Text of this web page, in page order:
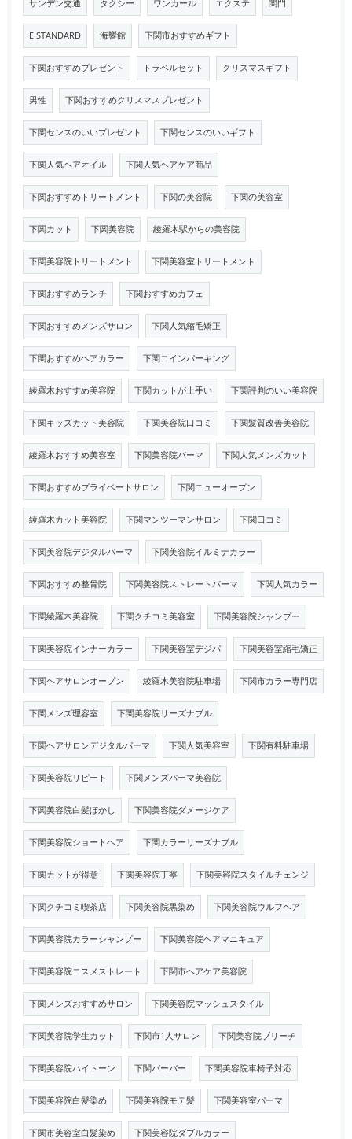
サンデン交通 タクシー ワンカール エクステ 関門
E STANDARD 海響館 下関市おすすめギフト
下関おすすめプレゼント トラベルセット クリスマスギフト
男性 下関おすすめクリスマスプレゼント
下関センスのいいプレゼント 下関センスのいいギフト
下関人気ヘアオイル 下関人気ヘアケア商品
下関おすすめトリートメント 下関の美容院 下関の美容室
下関カット 下関美容院 綾羅木駅からの美容院
下関美容院トリートメント 下関美容室トリートメント
下関おすすめランチ 下関おすすめカフェ
下関おすすめメンズサロン 下関人気縮毛矯正
下関おすすめヘアカラー 下関コインパーキング
綾羅木おすすめ美容院 下関カットが上手い 下関評判のいい美容院
下関キッズカット美容院 下関美容院口コミ 下関髪質改善美容院
綾羅木おすすめ美容室 下関美容院パーマ 下関人気メンズカット
下関おすすめプライベートサロン 下関ニューオープン
綾羅木カット美容院 下関マンツーマンサロン 下関口コミ
下関美容院デジタルパーマ 下関美容院イルミナカラー
下関おすすめ整骨院 下関美容院ストレートパーマ 下関人気カラー
下関綾羅木美容院 下関クチコミ美容室 下関美容院シャンプー
下関美容院インナーカラー 下関美容室デジパ 下関美容室縮毛矯正
下関ヘアサロンオープン 綾羅木美容院駐車場 下関市カラー専門店
下関メンズ理容室 下関美容院リーズナブル
下関ヘアサロンデジタルパーマ 下関人気美容室 下関有料駐車場
下関美容院リピート 下関メンズパーマ美容院
下関美容院白髪ぼかし 下関美容院ダメージケア
下関美容院ショートヘア 下関カラーリーズナブル
下関カットが得意 下関美容院丁寧 下関美容院スタイルチェンジ
下関クチコミ喫茶店 下関美容院黒染め 下関美容院ウルフヘア
下関美容院カラーシャンプー 下関美容院ヘアマニキュア
下関美容院コスメストレート 下関市ヘアケア美容院
下関メンズおすすめサロン 下関美容院マッシュスタイル
下関美容院学生カット 下関市1人サロン 下関美容院ブリーチ
下関美容院ハイトーン 下関バーバー 下関美容院車椅子対応
下関美容院白髪染め 下関美容院モテ髪 下関美容室パーマ
下関市美容室白髪染め 下関美容院ダブルカラー